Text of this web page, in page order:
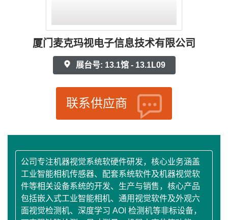
厦门麦克玛视电子信息技术有限公司
展台号: 13.1馆 - 13.1L09
联系供应商
公司专注机器视觉系统软硬件研发，核心业务涵盖
工业智能相机传感器、配套系统软件及机器视觉软
件等相关设备系统的开发、生产与销售，核心产品
包括嵌入式工业智能相机、通用视觉软件及外观六
面视觉检测机、深度学习 AOI 检测机等非标设备，